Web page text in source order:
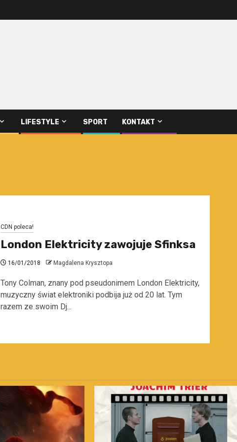
LIFESTYLE SPORT KONTAKT
CDN poleca!
London Elektricity zawojuje Sfinksa
16/01/2018 Magdalena Krysztopa
Tony Colman, znany pod pseudonimem London Elektricity,
muzyczny świat elektroniki podbija już od 20 lat. Tym
razem ze swoim Dj...